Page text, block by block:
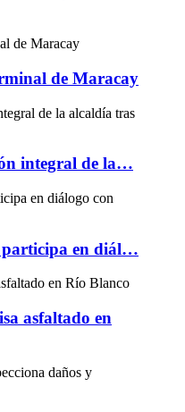
de Maracay
integral de la…
participa en diál…
asfaltado en